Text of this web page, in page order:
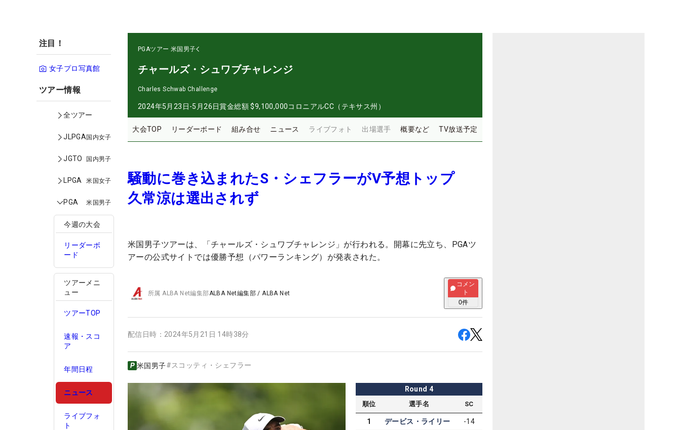
注目！
女子プロ写真館
ツアー情報
全ツアー
JLPGA国内女子
JGTO 国内男子
LPGA 米国女子
PGA 米国男子
今週の大会
リーダーボ
ード
ツアーメニ
ュー
ツアーTOP
速報・スコ
ア
年間日程
ニュース
ライブフォ
ト
PGAツアー 米国男子
チャールズ・シュワブチャレンジ
Charles Schwab Challenge
2024年5月23日-5月26日賞金総額 $9,100,000コロニアルCC（テキサス州）
大会TOP リーダーボード 組み合せ ニュース ライブフォト 出場選手 概要など TV放送予定
騒動に巻き込まれたS・シェフラーがV予想トップ
久常涼は選出されず
米国男子ツアーは、「チャールズ・シュワブチャレンジ」が行われる。開幕に先立ち、PGAツ
アーの公式サイトでは優勝予想（パワーランキング）が発表された。
所属ALBA Net編集部ALBA Net編集部 /ALBA Net
コメン
ト
0件
配信日時： 2024年5月21日 14時38分
米国男子#スコッティ・シェフラー
Round 4
順位 選手名 SC
1 デービス・ライリー -14